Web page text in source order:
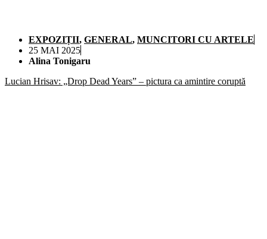
EXPOZIȚII, GENERAL, MUNCITORI CU ARTELE
25 MAI 2025
Alina Tonigaru
Lucian Hrisav: „Drop Dead Years” – pictura ca amintire coruptă